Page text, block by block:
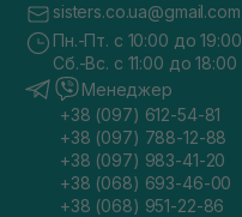
sisters.co.ua@gmail.com
Пн.-Пт. с 10:00 до 19:00
Сб.-Вс. с 11:00 до 18:00
Менеджер
+38 (097) 612-54-81
+38 (097) 788-12-88
+38 (097) 983-41-20
+38 (068) 693-46-00
+38 (068) 951-22-86